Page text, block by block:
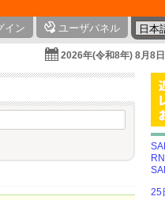
イン ユーザパネル
2026年(令和8年) 8月8
25